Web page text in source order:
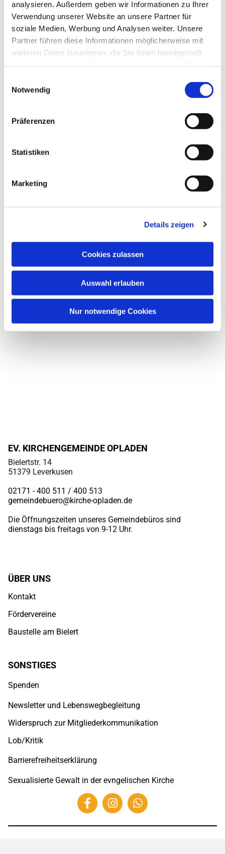
analysieren. Außerdem geben wir Informationen zu Ihrer
Verwendung unserer Website an unsere Partner für
soziale Medien, Werbung und Analysen weiter. Unsere
Partner führen diese Informationen möglicherweise mit
weiteren Daten zusammen, die Sie ihnen bereitgestellt
Notwendig
Präferenzen
Statistiken
Marketing
Details zeigen
Cookies zulassen
Auswahl erlauben
Nur notwendige Cookies
Dies könnte Sie auch
EV. KIRCHENGEMEINDE OPLADEN
Bielertstr. 14
51379 Leverkusen
02171 - 400 511 / 400 513
gemeindebuero@kirche-opladen.de
Die Öffnungszeiten unseres Gemeindebüros sind
dienstags bis freitags von 9-12 Uhr.
ÜBER UNS
Kontakt
Fördervereine
Baustelle am Bielert
SONSTIGES
Spenden
Newsletter und Lebenswegbegleitung
Widerspruch zur Mitgliederkommunikation
Lob/Kritik
Barrierefreiheitserklärung
Sexualisierte Gewalt in der evngelischen Kirche